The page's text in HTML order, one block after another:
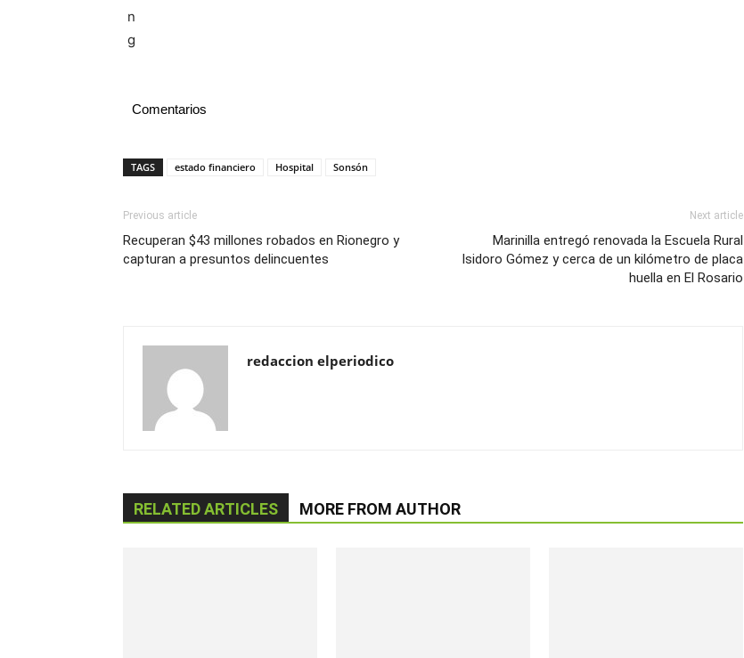
Comentarios
TAGS estado financiero Hospital Sonsón
Previous article
Recuperan $43 millones robados en Rionegro y
capturan a presuntos delincuentes
Next article
Marinilla entregó renovada la Escuela Rural
Isidoro Gómez y cerca de un kilómetro de placa
huella en El Rosario
redaccion elperiodico
RELATED ARTICLES MORE FROM AUTHOR